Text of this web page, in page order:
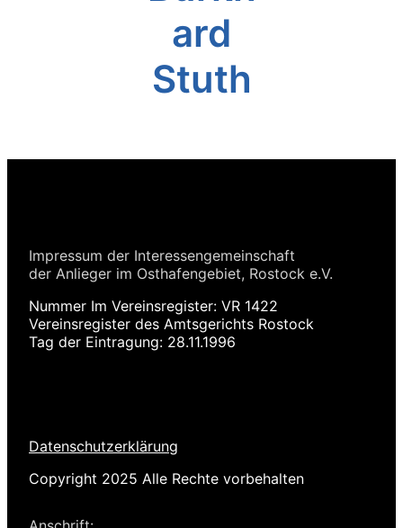
ard
Stuth
Impressum der Interessengemeinschaft
der Anlieger im Osthafengebiet, Rostock e.V.
Nummer Im Vereinsregister: VR 1422
Vereinsregister des Amtsgerichts Rostock
Tag der Eintragung: 28.11.1996
Datenschutzerklärung
Copyright 2025 Alle Rechte vorbehalten